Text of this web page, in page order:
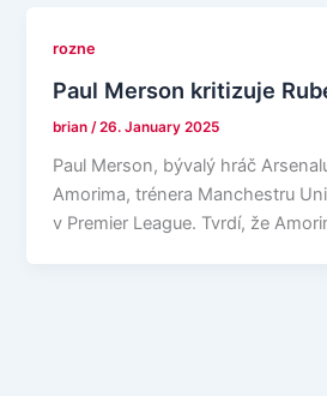
rozne
Paul Merson kritizuje
brian /26. January 2025
Paul Merson, bývalý hráč
Amorima, trénera Manchestru
v Premier League. Tvrdí, že